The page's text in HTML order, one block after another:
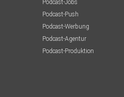
Podcast-Jobs
Podcast-Push
Podcast-Werbung
Podcast-Agentur
Podcast-Produktion